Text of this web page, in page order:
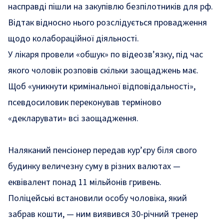
насправді пішли на закупівлю безпілотників для рф.
Відтак відносно нього розслідується провадження
щодо колабораційної діяльності.
У лікаря провели «обшук» по відеозв’язку, під час
якого чоловік розповів скільки заощаджень має.
Щоб «уникнути кримінальної відповідальності»,
псевдосиловик переконував терміново
«декларувати» всі заощадження.
Наляканий пенсіонер передав кур’єру біля свого
будинку величезну суму в різних валютах —
еквівалент понад 11 мільйонів гривень.
Поліцейські встановили особу чоловіка, який
забрав кошти, — ним виявився 30-річний тренер